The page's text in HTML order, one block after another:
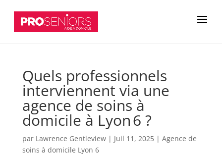
Quels professionnels
interviennent via une
agence de soins à
domicile à Lyon 6 ?
par Lawrence Gentleview| Juil 11, 2025| Agence de
soins à domicile Lyon 6